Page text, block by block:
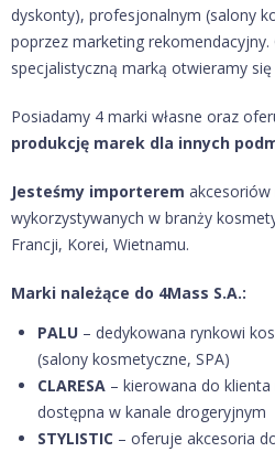
dyskonty), profesjonalnym (salony
poprzez marketing
specjalistyczną marką otwieramy
Posiadamy 4 marki własne oraz
produkcję marek dla innych
Jesteśmy importerem
wykorzystywanych w branży
Francji, Korei, Wietnamu.
Marki należące do 4Mass S.A.:
PALU – dedykowana rynkowi
(salony kosmetyczne, SPA)
CLARESA – kierowana do
dostępna w kanale drogeryjnym
STYLISTIC – oferuje akcesoria